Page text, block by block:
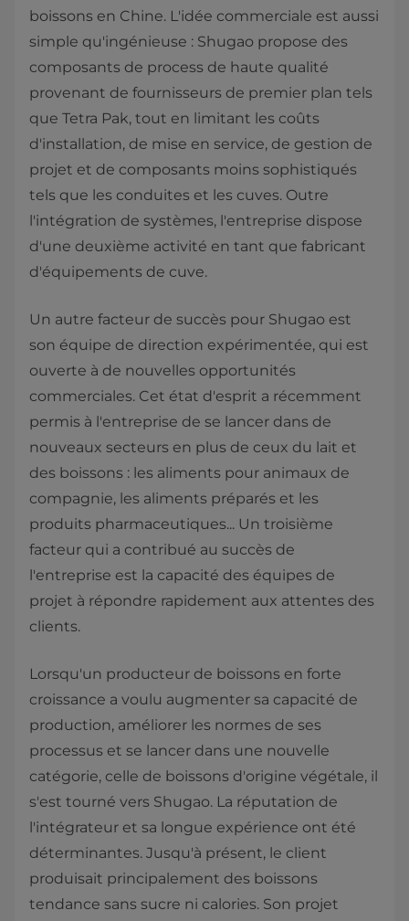
boissons en Chine. L'idée commerciale est aussi
simple qu'ingénieuse : Shugao propose des
composants de process de haute qualité
provenant de fournisseurs de premier plan tels
que Tetra Pak, tout en limitant les coûts
d'installation, de mise en service, de gestion de
projet et de composants moins sophistiqués
tels que les conduites et les cuves. Outre
l'intégration de systèmes, l'entreprise dispose
d'une deuxième activité en tant que fabricant
d'équipements de cuve.
Un autre facteur de succès pour Shugao est
son équipe de direction expérimentée, qui est
ouverte à de nouvelles opportunités
commerciales. Cet état d'esprit a récemment
permis à l'entreprise de se lancer dans de
nouveaux secteurs en plus de ceux du lait et
des boissons : les aliments pour animaux de
compagnie, les aliments préparés et les
produits pharmaceutiques... Un troisième
facteur qui a contribué au succès de
l'entreprise est la capacité des équipes de
projet à répondre rapidement aux attentes des
clients.
Lorsqu'un producteur de boissons en forte
croissance a voulu augmenter sa capacité de
production, améliorer les normes de ses
processus et se lancer dans une nouvelle
catégorie, celle de boissons d'origine végétale, il
s'est tourné vers Shugao. La réputation de
l'intégrateur et sa longue expérience ont été
déterminantes. Jusqu'à présent, le client
produisait principalement des boissons
tendance sans sucre ni calories. Son projet